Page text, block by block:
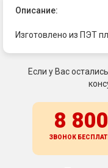
Описание:
Изготовлено из ПЭТ
Если у Вас
8
ЗВОНОК